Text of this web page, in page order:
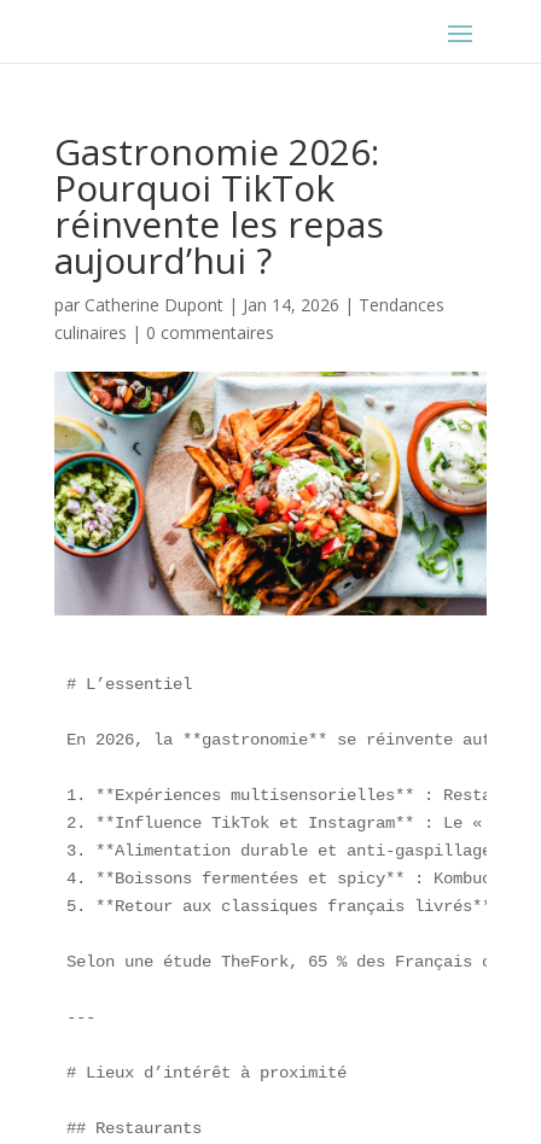
Gastronomie 2026:
Pourquoi TikTok
réinvente les repas
aujourd’hui ?
par Catherine Dupont| Jan 14, 2026 | Tendances
culinaires | 0 commentaires
# L’essentiel
En 2026, la **gastronomie** se réinvente autour
1. **Expériences multisensorielles** :
2. **Influence TikTok et Instagram** : Le «
3. **Alimentation durable et anti-gaspillage** :
4. **Boissons fermentées et spicy** :
5. **Retour aux classiques français livrés** :
Selon une étude TheFork, 65 % des Français
---
# Lieux d’intérêt à proximité
## Restaurants